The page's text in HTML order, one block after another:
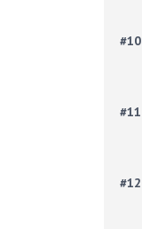
#10
#11
#12